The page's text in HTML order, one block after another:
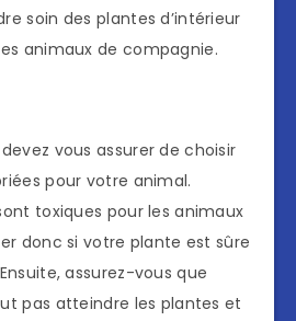
soin des plantes d’intérieur
animaux de compagnie.
vous assurer de choisir
pour votre animal.
toxiques pour les animaux
donc si votre plante est sûre
assurez-vous que
pas atteindre les plantes et